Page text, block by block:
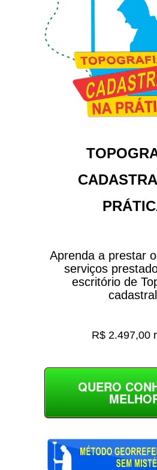
Aprenda a prestar
serviços
escritório de
R$ 2.497,00
QUERO